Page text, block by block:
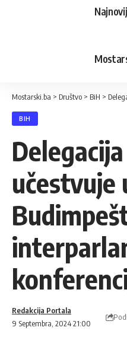
Mostarski.ba > Društvo > BiH >
BIH
učestvuje
9 Septembra, 2024 21:00
Redakcija Portala